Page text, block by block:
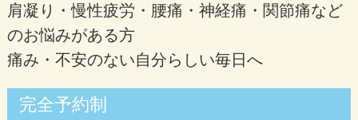
肩凝り・慢性疲労・腰痛・神経痛・関節痛など
のお悩みがある方
痛み・不安のない自分らしい毎日へ
完全予約制